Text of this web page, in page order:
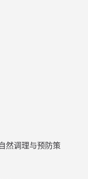
然调理与预防策